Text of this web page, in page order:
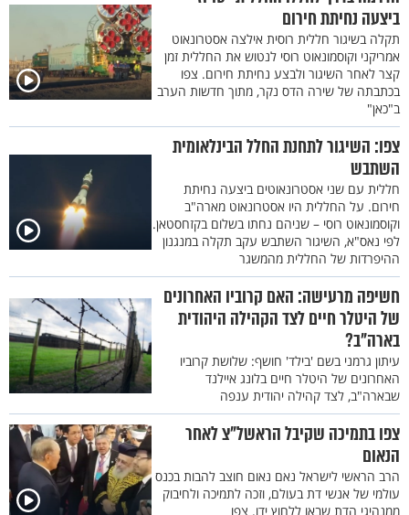
ביצעה נחיתת חירום
תקלה בשיגור חללית רוסית אילצה אסטרונאוט
אמריקני וקוסמונאוט רוסי לנטוש את החללית זמן
קצר לאחר השיגור ולבצע נחיתת חירום. צפו
בכתבתה של שירה הדס נקר, מתוך חדשות הערב
ב"כאן"
צפו: השיגור לתחנת החלל הבינלאומית
השתבש
חללית עם שני אסטרונאוטים ביצעה נחיתת
חירום. על החללית היו אסטרונאוט מארה"ב
וקוסמונאוט רוסי – שניהם נחתו בשלום בקזחסטאן.
לפי נאס"א, השיגור השתבש עקב תקלה במנגנון
ההיפרדות של החללית מהמשגר
חשיפה מרעישה: האם קרוביו האחרונים
של היטלר חיים לצד הקהילה היהודית
בארה"ב?
עיתון גרמני בשם 'בילד' חושף: שלושת קרוביו
האחרונים של היטלר חיים בלונג איילנד
שבארה"ב, לצד קהילה יהודית ענפה
צפו בתמיכה שקיבל הראשל"צ לאחר
הנאום
הרב הראשי לישראל נאם נאום חוצב להבות בכנס
עולמי של אנשי דת בעולם, וזכה לתמיכה ולחיבוק
ממנהיגי הדת שבאו ללחוץ ידו. צפו